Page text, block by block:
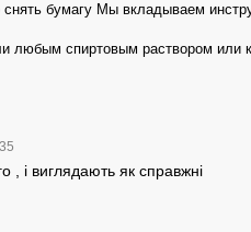
бумагу Мы вкладываем
любым спиртовым раствором или
, і виглядають як справжні